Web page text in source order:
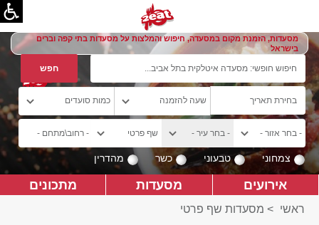
מסעדות, הזמנת מקום במסעדה, חיפוש והמלצות על מסעדות בתי קפה וברים
בישראל
צמחוני טבעוני כשר מהדרין
אירועים מסעדות מתכונים
ראשי > מסעדות שף פרטי